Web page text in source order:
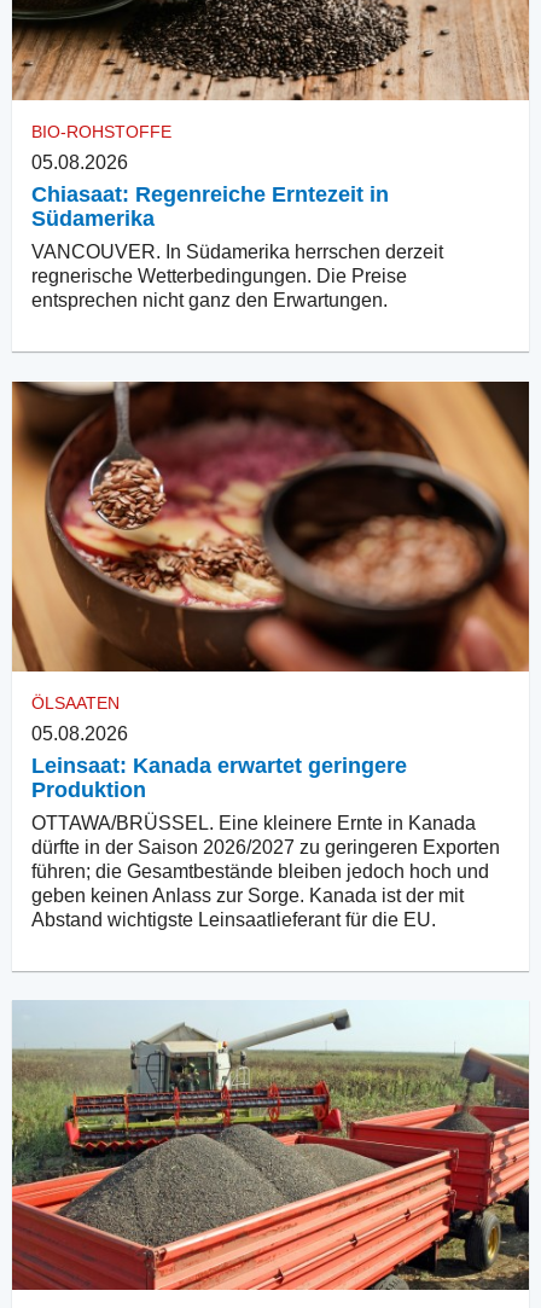
BIO-ROHSTOFFE
05.08.2026
Chiasaat: Regenreiche Erntezeit in
Südamerika
VANCOUVER. In Südamerika herrschen derzeit
regnerische Wetterbedingungen. Die Preise
entsprechen nicht ganz den Erwartungen.
ÖLSAATEN
05.08.2026
Leinsaat: Kanada erwartet geringere
Produktion
OTTAWA/BRÜSSEL. Eine kleinere Ernte in Kanada
dürfte in der Saison 2026/2027 zu geringeren Exporten
führen; die Gesamtbestände bleiben jedoch hoch und
geben keinen Anlass zur Sorge. Kanada ist der mit
Abstand wichtigste Leinsaatlieferant für die EU.